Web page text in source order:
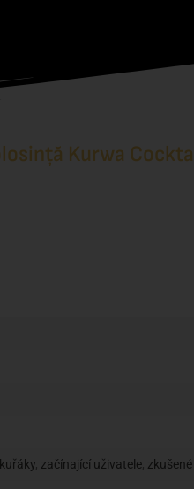
Kurwa
, začínající uživatele,